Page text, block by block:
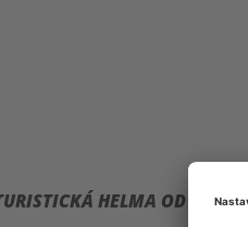
HELMA OD HJC - S